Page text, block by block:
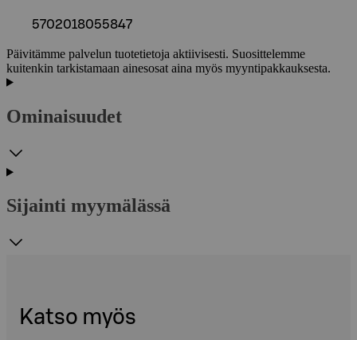
5702018055847
Päivitämme palvelun tuotetietoja aktiivisesti. Suosittelemme
kuitenkin tarkistamaan ainesosat aina myös myyntipakkauksesta.
Ominaisuudet
Sijainti myymälässä
Katso myös